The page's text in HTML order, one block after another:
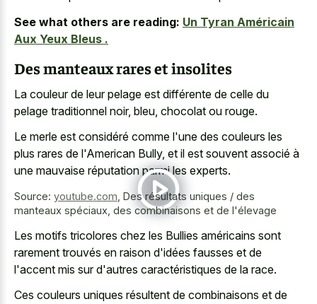
See what others are reading: Un Tyran Américain
Aux Yeux Bleus .
Des manteaux rares et insolites
La couleur de leur pelage est différente de celle du
pelage traditionnel noir, bleu, chocolat ou rouge.
Le merle est considéré comme l'une des couleurs les
plus rares de l'American Bully, et il est souvent associé à
une mauvaise réputation parmi les experts.
Source: youtube.com Des résultats uniques / des
manteaux spéciaux, des combinaisons et de l'élevage
Les motifs tricolores chez les Bullies américains sont
rarement trouvés en raison d'idées fausses et de
l'accent mis sur d'autres caractéristiques de la race.
Ces couleurs uniques résultent de combinaisons et de